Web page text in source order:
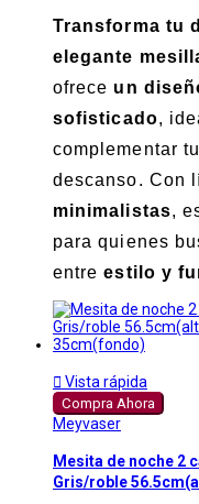
Transforma tu
elegante
ofrece un
sofisticado,
complementar
descanso. Con
minimalistas,
para quienes
entreestilo y
 Vista rápida
Compra Ahora
Meyvaser
Mesita de noche 2
Gris/roble